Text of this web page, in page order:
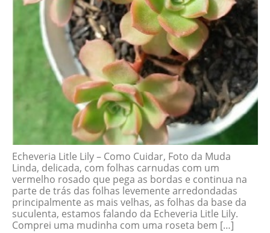
Echeveria Litle Lily – Como Cuidar, Foto da Muda
Linda, delicada, com folhas carnudas com um
vermelho rosado que pega as bordas e continua na
parte de trás das folhas levemente arredondadas
principalmente as mais velhas, as folhas da base da
suculenta, estamos falando da Echeveria Litle Lily.
Comprei uma mudinha com uma roseta bem […]